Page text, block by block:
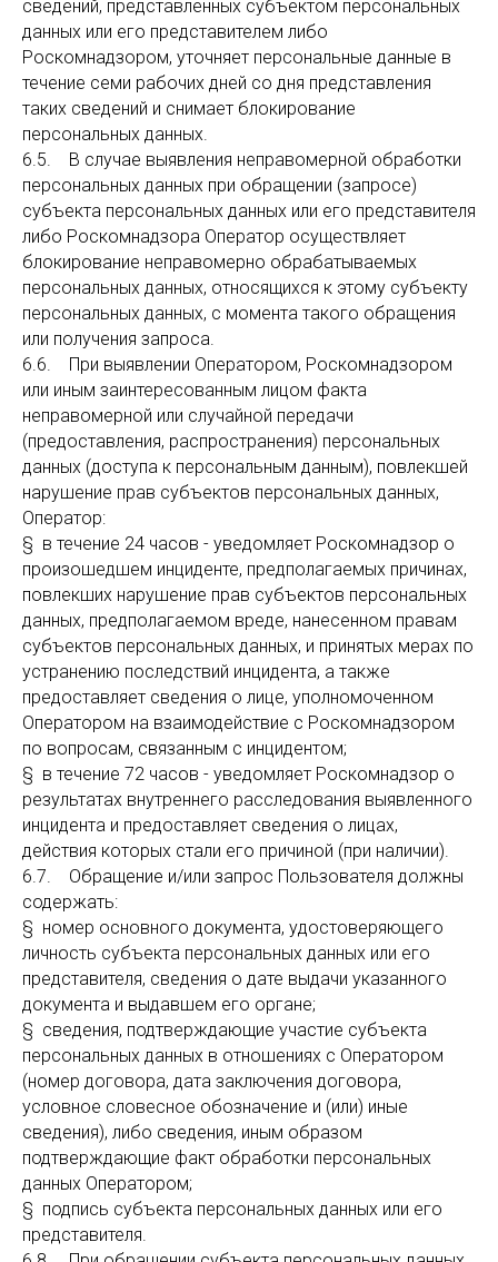
сведений, представленных субъектом персональных
данных или его представителем либо
Роскомнадзором, уточняет персональные данные в
течение семи рабочих дней со дня представления
таких сведений и снимает блокирование
персональных данных.
6.5. В случае выявления неправомерной обработки
персональных данных при обращении (запросе)
субъекта персональных данных или его представителя
либо Роскомнадзора Оператор осуществляет
блокирование неправомерно обрабатываемых
персональных данных, относящихся к этому субъекту
персональных данных, с момента такого обращения
или получения запроса.
6.6. При выявлении Оператором, Роскомнадзором
или иным заинтересованным лицом факта
неправомерной или случайной передачи
(предоставления, распространения) персональных
данных (доступа к персональным данным), повлекшей
нарушение прав субъектов персональных данных,
Оператор:
§ в течение 24 часов - уведомляет Роскомнадзор о
произошедшем инциденте, предполагаемых причинах,
повлекших нарушение прав субъектов персональных
данных, предполагаемом вреде, нанесенном правам
субъектов персональных данных, и принятых мерах по
устранению последствий инцидента, а также
предоставляет сведения о лице, уполномоченном
Оператором на взаимодействие с Роскомнадзором
по вопросам, связанным с инцидентом;
§ в течение 72 часов - уведомляет Роскомнадзор о
результатах внутреннего расследования выявленного
инцидента и предоставляет сведения о лицах,
действия которых стали его причиной (при наличии).
6.7. Обращение и/или запрос Пользователя должны
содержать:
§ номер основного документа, удостоверяющего
личность субъекта персональных данных или его
представителя, сведения о дате выдачи указанного
документа и выдавшем его органе;
§ сведения, подтверждающие участие субъекта
персональных данных в отношениях с Оператором
(номер договора, дата заключения договора,
условное словесное обозначение и (или) иные
сведения), либо сведения, иным образом
подтверждающие факт обработки персональных
данных Оператором;
§ подпись субъекта персональных данных или его
представителя.